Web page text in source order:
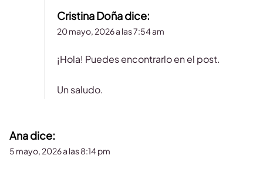
Cristina Doñadice:
20 mayo, 2026 a las 7:54 am
¡Hola! Puedes encontrarlo en el post.
Un saludo.
Anadice:
5 mayo, 2026 a las 8:14 pm